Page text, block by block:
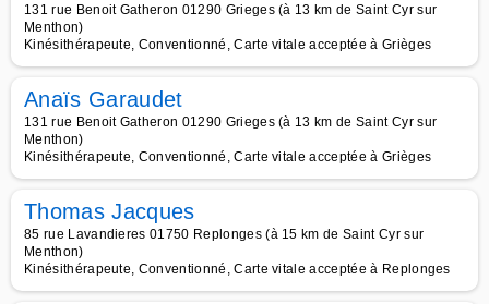
131 rue Benoit Gatheron 01290 Grieges (à 13 km de Saint Cyr sur
Menthon)
Kinésithérapeute, Conventionné, Carte vitale acceptée à Grièges
Anaïs Garaudet
131 rue Benoit Gatheron 01290 Grieges (à 13 km de Saint Cyr sur
Menthon)
Kinésithérapeute, Conventionné, Carte vitale acceptée à Grièges
Thomas Jacques
85 rue Lavandieres 01750 Replonges (à 15 km de Saint Cyr sur
Menthon)
Kinésithérapeute, Conventionné, Carte vitale acceptée à Replonges